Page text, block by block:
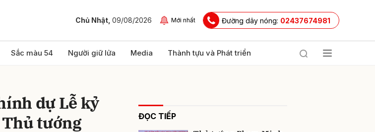
Chủ Nhật, 09/08/2026 Mới nhất Đường dây nóng: 02437674981
Sắc màu 54 Người giữ lửa Media Thành tựu và Phát triển
dự Lễ kỷ
tướng
ĐỌC TIẾP